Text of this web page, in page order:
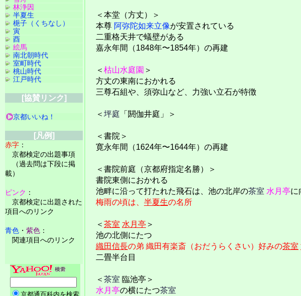
＜本堂（方丈）＞
本尊 阿弥陀如来立像が安置されている
二重格天井で蟻壁がある
嘉永年間（1848年〜1854年）の再建
＜ 枯山水庭園 ＞
方丈の東南におかれる
三尊石組や、須弥山など、力強い立石が特徴
＜ 坪庭 「閼伽井庭」＞
＜書院＞
寛永年間（1624年〜1644年）の再建
＜書院前庭（京都府指定名勝）＞
書院東側におかれる
池畔に沿って打たれた飛石は、池の北岸の茶室 水月亭に
梅雨の頃は、 半夏生の名所
＜ 茶室 水月亭 ＞
池の北側にたつ
織田信長の弟 織田有楽斎（おだうらくさい）好みの茶室
二畳半台目
＜ 茶室 臨池亭＞
水月亭の横にたつ茶室
林浄因
半夏生
梔子（くちなし）
寅
酉
絵馬
南北朝時代
室町時代
桃山時代
江戸時代
[協賛リンク]
京都いいね！
[凡例]
赤字 ：
京都検定の出題事項
（過去問は下段に掲
載）
ピンク ：
京都検定に出題された
項目へのリンク
青色 ・ 紫色 ：
関連項目へのリンク